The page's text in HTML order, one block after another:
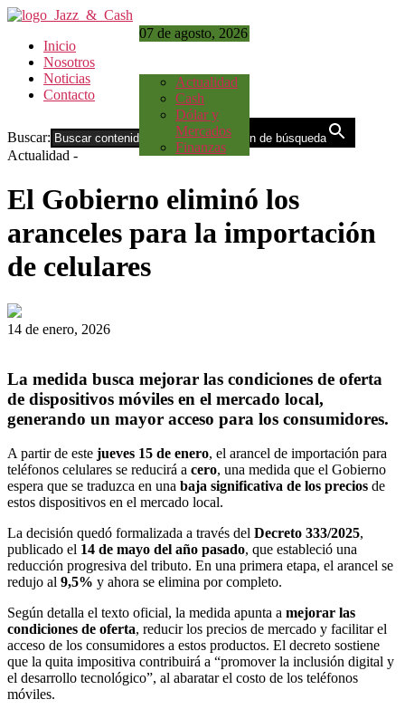
07 de agosto, 2026
Inicio
Nosotros
Noticias
Actualidad
Cash
Dólar y
Mercados
Finanzas
Contacto
Buscar: Botón de búsqueda
Actualidad -
El Gobierno eliminó los
aranceles para la importación
de celulares
14 de enero, 2026
La medida busca mejorar las condiciones de oferta
de dispositivos móviles en el mercado local,
generando un mayor acceso para los consumidores.
A partir de este jueves 15 de enero, el arancel de importación para
teléfonos celulares se reducirá a cero, una medida que el Gobierno
espera que se traduzca en una baja significativa de los precios de
estos dispositivos en el mercado local.
La decisión quedó formalizada a través del Decreto 333/2025,
publicado el 14 de mayo del año pasado, que estableció una
reducción progresiva del tributo. En una primera etapa, el arancel se
redujo al 9,5% y ahora se elimina por completo.
Según detalla el texto oficial, la medida apunta a mejorar las
condiciones de oferta, reducir los precios de mercado y facilitar el
acceso de los consumidores a estos productos. El decreto sostiene
que la quita impositiva contribuirá a “promover la inclusión digital y
el desarrollo tecnológico”, al abaratar el costo de los teléfonos
móviles.